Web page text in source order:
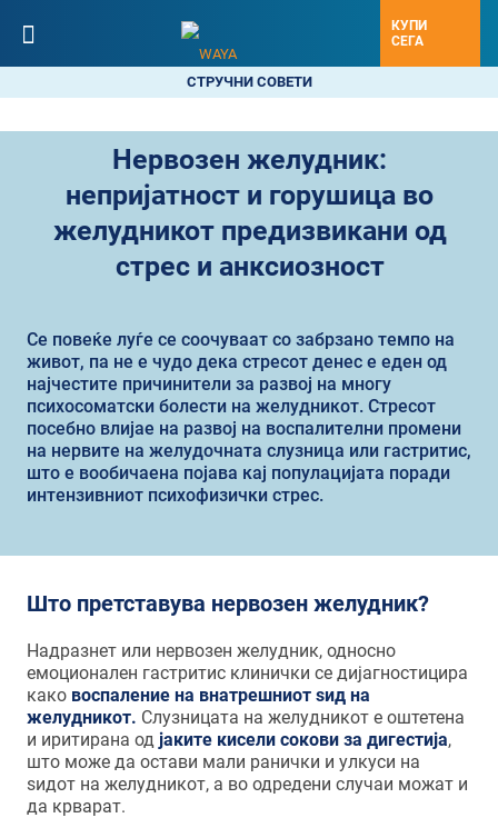
КУПИ
СЕГА
СТРУЧНИ СОВЕТИ
Нервозен желудник:
непријатност и горушица во
желудникот предизвикани од
стрес и анксиозност
Се повеќе луѓе се соочуваат со забрзано темпо на
живот, па не е чудо дека стресот денес е еден од
најчестите причинители за развој на многу
психосоматски болести на желудникот. Стресот
посебно влијае на развој на воспалителни промени
на нервите на желудочната слузница или гастритис,
што е вообичаена појава кај популацијата поради
интензивниот психофизички стрес.
Што претставува нервозен желудник?
Надразнет или нервозен желудник, односно
емоционален гастритис клинички се дијагностицира
како воспаление на внатрешниот ѕид на
желудникот. Слузницата на желудникот е оштетена
и иритирана од јаките кисели сокови за дигестија,
што може да остави мали ранички и улкуси на
ѕидот на желудникот, а во одредени случаи можат и
да крварат.